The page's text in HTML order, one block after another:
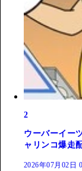
2
ウーバーイー
ャリンコ爆走
2026年07月02日